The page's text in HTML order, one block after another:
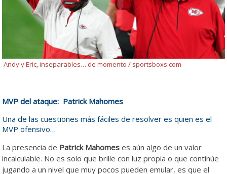
Andy y Eric, inseparables… de momento / sportsboxs.com
MVP del ataque: Patrick Mahomes
Una de las cuestiones más fáciles de resolver es quien es el
MVP ofensivo…
La presencia de Patrick Mahomes es aún algo de un valor
incalculable. No es solo que brille con luz propia o que continúe
jugando a un nivel que muy pocos pueden emular, es que el